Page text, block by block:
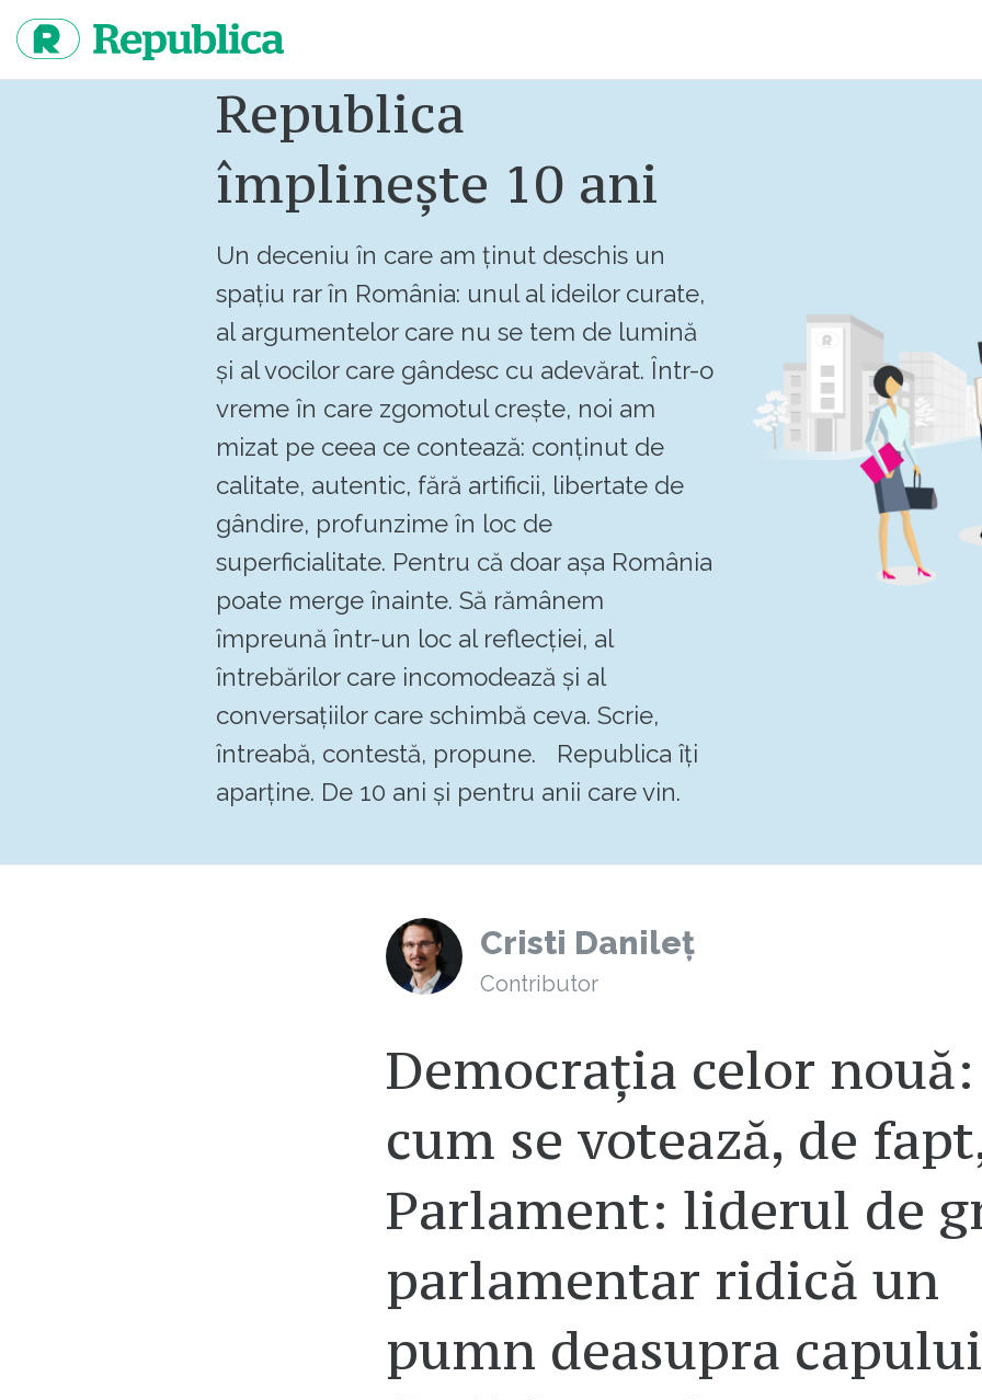
continut
Republica
împlinește 10 ani
Un deceniu în care am ținut deschis un
spațiu rar în România: unul al ideilor curate,
al argumentelor care nu se tem de lumină
și al vocilor care gândesc cu adevărat. Într-o
vreme în care zgomotul crește, noi am
mizat pe ceea ce contează: conținut de
calitate, autentic, fără artificii, libertate de
gândire, profunzime în loc de
superficialitate. Pentru că doar așa România
poate merge înainte. Să rămânem
împreună într-un loc al reflecției, al
întrebărilor care incomodează și al
conversațiilor care schimbă ceva. Scrie,
întreabă, contestă, propune. Republica îți
aparține. De 10 ani și pentru anii care vin.
Cristi Danileț
Contributor
Democrația celor nouă:
cum se votează, de
Parlament: liderul de
parlamentar ridică un
pumn deasupra